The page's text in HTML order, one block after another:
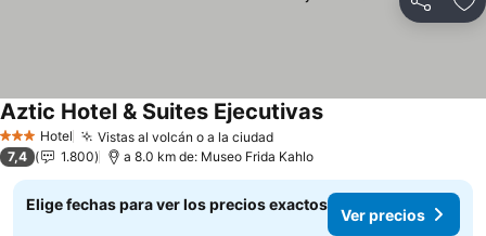
Compartir
3 Estrellas
Hotel Vistas al volcán o a la ciudadVer precios
Aztic Hotel & Suites EjecutivasVer precios
7,4 1.800 a 8.0 km de: Museo Frida Kahlo
Elige fechas para ver los precios exactos
Ver precios